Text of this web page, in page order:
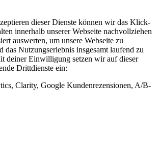
dieser Dienste können wir das Klick-
innerhalb unserer Webseite nachvollziehen
auswerten, um unsere Webseite zu
das Nutzungserlebnis insgesamt laufend zu
deiner Einwilligung setzen wir auf dieser
Drittdienste ein:
Clarity, Google Kundenrezensionen, A/B-